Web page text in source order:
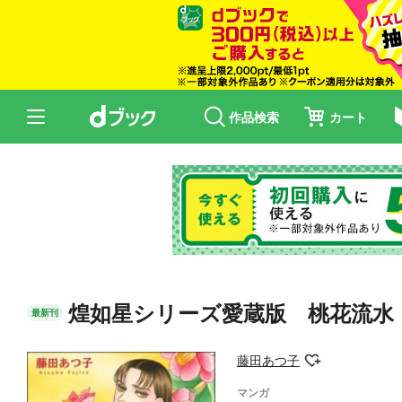
作品検索 カート
最新刊 煌如星シリーズ愛蔵版 桃花流
藤田あつ子
マンガ